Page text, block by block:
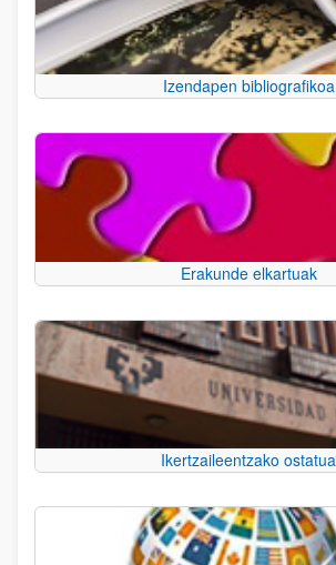
Izendapen bibliografikoa
Erakunde elkartuak
Ikertzaileentzako ostatua